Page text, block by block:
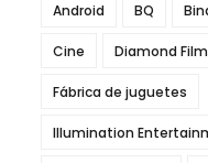
Android BQ
Cine Diamond
Fábrica de juguetes
Illumination